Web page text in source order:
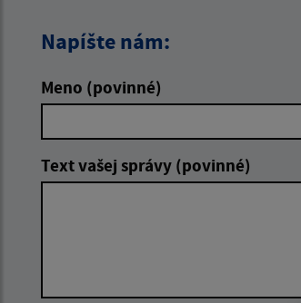
Napíšte nám:
Meno (povinné)
Text vašej správy (povinné)